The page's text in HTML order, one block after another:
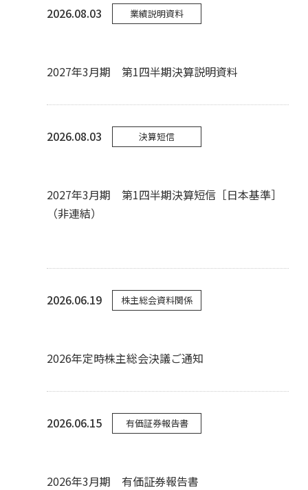
2026.08.03 業績説明資料
2027年3月期 第1四半期決算説明資料
2026.08.03 決算短信
2027年3月期 第1四半期決算短信［日本基準］
（非連結）
2026.06.19 株主総会資料関係
2026年定時株主総会決議ご通知
2026.06.15 有価証券報告書
2026年3月期 有価証券報告書